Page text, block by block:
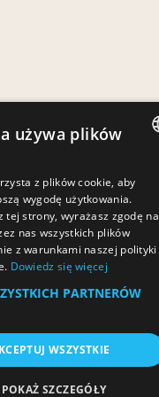
POLISH
używa plików
z plików cookie, aby
wygodę użytkowania.
tej strony, wyrażasz zgodę na
nas wszystkich plików
z warunkami naszej polityki
Dowiedz się więcej
PARTNERÓW
WSZYSTKIE
POKAŻ SZCZEGÓŁY